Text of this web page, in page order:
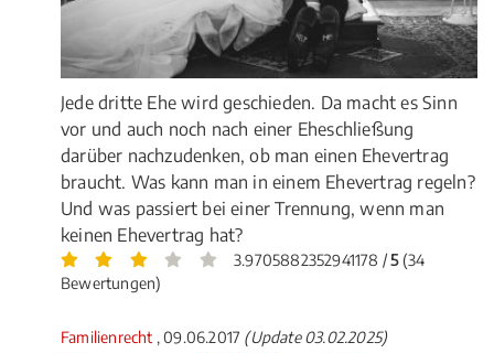
Jede dritte Ehe wird geschieden. Da macht es Sinn
vor und auch noch nach einer Eheschließung
darüber nachzudenken, ob man einen Ehevertrag
braucht. Was kann man in einem Ehevertrag regeln?
Und was passiert bei einer Trennung, wenn man
keinen Ehevertrag hat?
3.9705882352941178 /5(34
Bewertungen)
Familienrecht , 09.06.2017 (Update 03.02.2025)